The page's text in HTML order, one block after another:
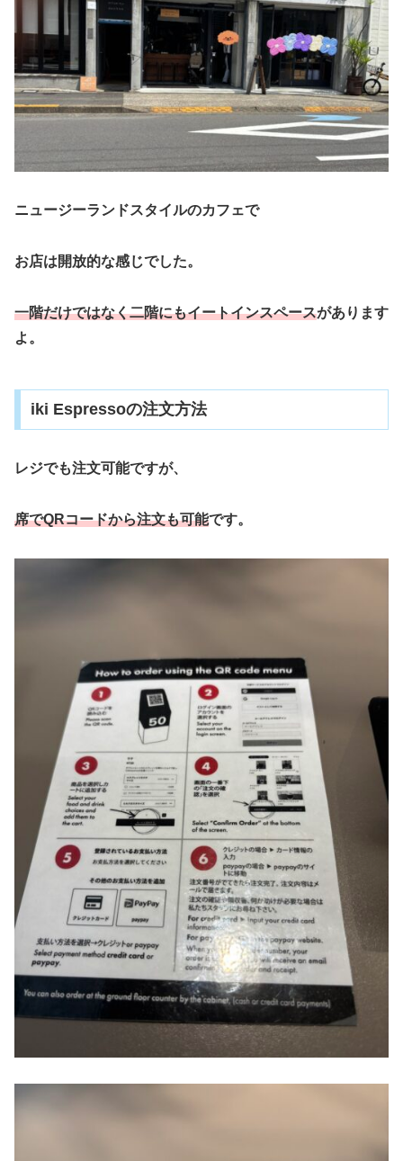
ニュージーランドスタイルのカフェで
お店は開放的な感じでした。
一階だけではなく二階にもイートインスペースがあります
よ。
iki Espressoの注文方法
レジでも注文可能ですが、
席でQRコードから注文も可能です。